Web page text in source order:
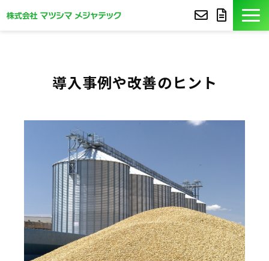
よくあるご質問
サポート
導入事例や改善のヒント